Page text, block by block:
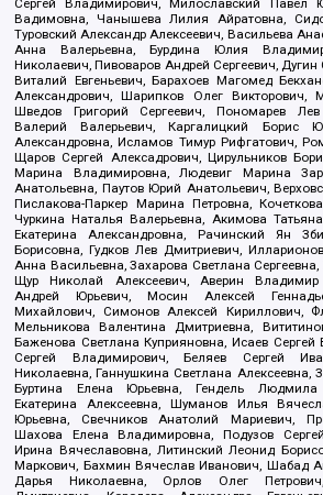
Сергей Владимирович, Милославский Павел
Вадимовна, Чанышева Лилия Айратовна,
Туровский Александр Алексеевич, Васильева
Анна Валерьевна, Бурдина Юлия
Николаевич, Пивоваров Андрей Сергеевич, Дугин
Виталий Евгеньевич, Барахоев Магомед
Александрович, Шарипков Олег Викторович,
Шведов Григорий Сергеевич, Пономарев
Валерий Валерьевич, Каргалицкий Борис
Александровна, Исламов Тимур Рифгатович,
Щаров Сергей Алексадрович, Цирульников
Марина Владимировна, Людевиг Марина
Анатольевна, Паутов Юрий Анатольевич,
Пислакова-Паркер Марина Петровна,
Чуркина Наталья Валерьевна, Акимова
Екатерина Александровна, Рачинский Ян
Борисовна, Гудков Лев Дмитриевич,
Анна Васильевна, Захарова Светлана
Щур Николай Алексеевич, Аверин Владимир
Андрей Юрьевич, Мосин Алексей
Михайлович, Симонов Алексей Кириллович,
Мельникова Валентина Дмитриевна,
Баженова Светлана Куприяновна, Исаев
Сергей Владимирович, Беляев Сергей
Николаевна, Ганнушкина Светлана Алексеевна,
Буртина Елена Юрьевна, Гендель
Екатерина Алексеевна, Шуманов Илья
Юрьевна, Свечников Анатолий Мариевич,
Шахова Елена Владимировна, Подузов
Ирина Вячеславовна, Литинский Леонид
Маркович, Бахмин Вячеслав Иванович, Шабад
Дарья Николаевна, Орлов Олег